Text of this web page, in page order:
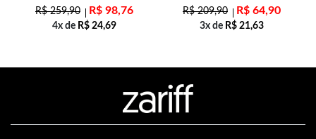
R$259,90 R$ 98,76
4x de R$ 24,69
R$209,90 R$ 64,90
3x de R$ 21,63